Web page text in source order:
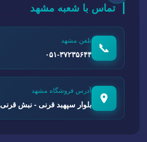
تماس با شعبه مشهد
📞
تلفن مشهد
۰۵۱-۳۷۲۳۵۶۴۴
آدرس فروشگاه مشهد
بلوار سپهبد قرنی - نبش قرنی ۳۵